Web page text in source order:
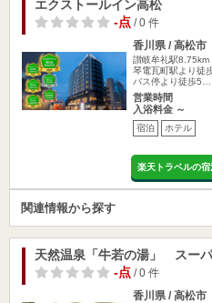
エクストールイン高松
-点/ 0 件
香川県 / 高松市
讃岐牟礼駅8.75km
琴電瓦町駅より徒
バス停より徒歩5…
営業時間
入浴料金 ～
宿泊 ホテル
楽天トラベルの
関連情報から探す
天然温泉「牛若の湯」 スー
-点/ 0 件
香川県 / 高松市